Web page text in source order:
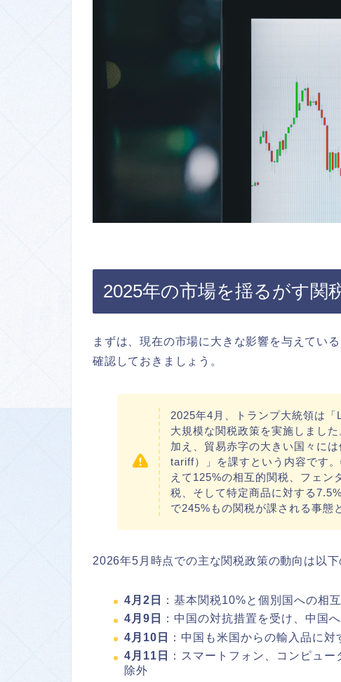
2025年の市場を揺るがす関
まずは、現在の市場に大きな影響を与えてい
確認しておきましょう。
2025年4月、トランプ大統領は
大規模な関税政策を実施しまし
加え、貿易赤字の大きい国々に
tariff）」を課すという内容です
えて125%の相互的関税、フェン
税、そして特定商品に対する
で245%もの関税が課される事態
2026年5月時点での主な関税政策の動向は以下
4月2日
：基本関税10%と個別国への相
4月9日
：中国の対抗措置を受け、中国
4月10日
：中国も米国からの輸入品に
4月11日
：スマートフォン、コンピュ
除外